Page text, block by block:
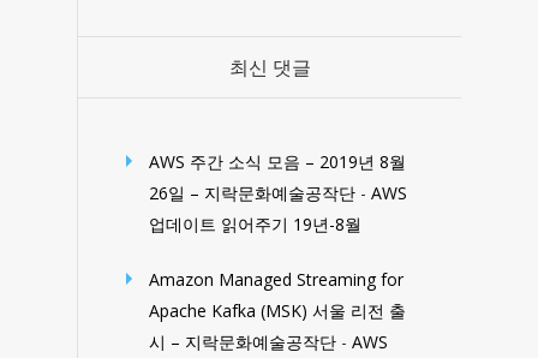
최신 댓글
AWS 주간 소식 모음 – 2019년 8월
26일 – 지락문화예술공작단 - AWS
업데이트 읽어주기 19년-8월
Amazon Managed Streaming for
Apache Kafka (MSK) 서울 리전 출
시 – 지락문화예술공작단 - AWS